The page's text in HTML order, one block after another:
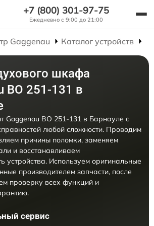
+7 (800) 301-97-75
Ежедневно с 9:00 до 21:00
Gaggenau Каталог устройств
шкафа
BO 251-131 в
Gaggenau BO 251-131 в Барнауле с
любой сложности. Проводим
причины поломки, заменяем
и восстанавливаем
устройства. Используем оригинальные
производителем запчасти, после
проверку всех функций и
сервис